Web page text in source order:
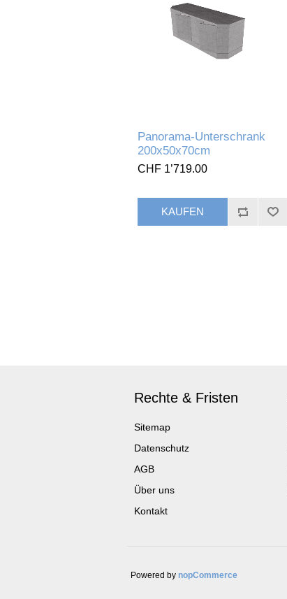
Panorama-Unterschrank
200x50x70cm
CHF 1’719.00
Rechte & Fristen
Sitemap
Datenschutz
AGB
Über uns
Kontakt
Powered by nopCommerce